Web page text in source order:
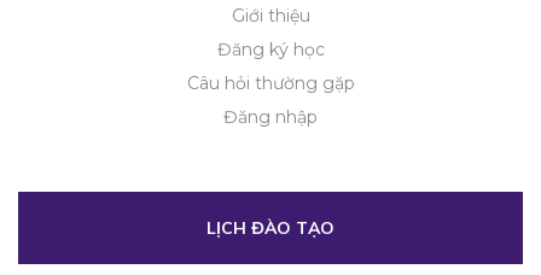
Giới thiệu
Đăng ký học
Câu hỏi thường gặp
Đăng nhập
LỊCH ĐÀO TẠO